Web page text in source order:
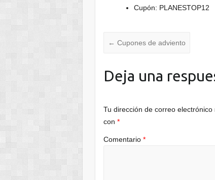
Cupón: PLANESTOP12
← Cupones de adviento
Deja una
Tu dirección de correo electrónico
con*
Comentario*